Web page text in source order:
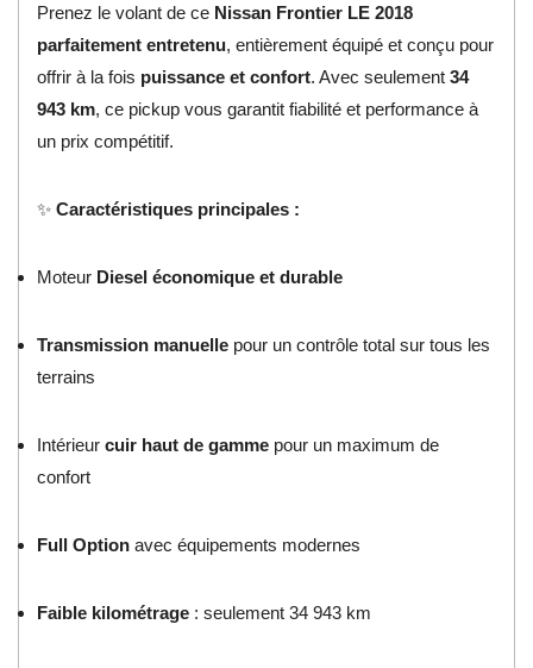
Prenez le volant de ce Nissan Frontier LE 2018
parfaitement entretenu, entièrement équipé et conçu pour
offrir à la fois puissance et confort. Avec seulement34
943 km, ce pickup vous garantit fiabilité et performance à
un prix compétitif.
✨Caractéristiques principales :
Moteur Diesel économique et durable
Transmission manuelle pour un contrôle total sur tous les
terrains
Intérieurcuir haut de gamme pour un maximum de
confort
Full Option avec équipements modernes
Faible kilométrage : seulement 34 943 km